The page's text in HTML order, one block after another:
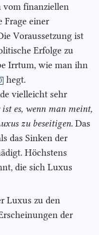
vom finanziellen
Frage einer
Voraussetzung ist
Erfolge zu
Irrtum, wie man ihn
hegt.
vielleicht sehr
es, wenn man meint,
zu beseitigen. Das
das Sinken der
Höchstens
die sich Luxus
Luxus zu den
der